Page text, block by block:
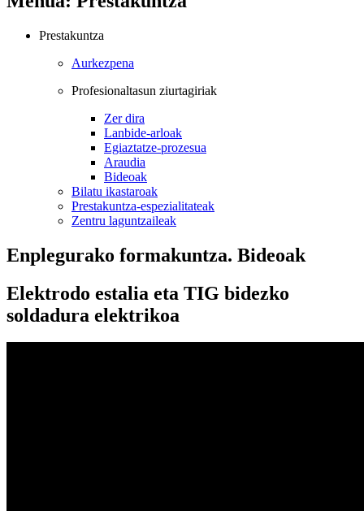
Prestakuntza
Aurkezpena
Profesionaltasun ziurtagiriak
Zer dira
Lanbide-arloak
Egiaztatze-prozesua
Araudia
Bideoak
Bilatu ikastaroak
Prestakuntza-espezialitateak
Zentru laguntzaileak
Enplegurako formakuntza. Bideoak
Elektrodo estalia eta TIG bidezko
soldadura elektrikoa